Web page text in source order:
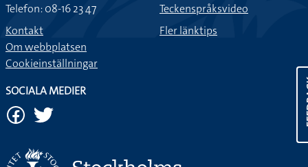
Telefon: 08-16 23 47
Kontakt
Om webbplatsen
Cookieinställningar
Teckenspråksvideo
Fler länktips
SOCIALA MEDIER